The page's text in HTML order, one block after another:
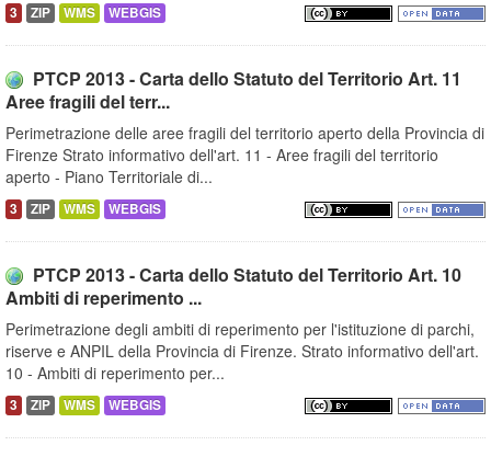
3 ZIP WMS WEBGIS
PTCP 2013 - Carta dello Statuto del Territorio Art. 11
Aree fragili del terr...
Perimetrazione delle aree fragili del territorio aperto della Provincia di
Firenze Strato informativo dell'art. 11 - Aree fragili del territorio
aperto - Piano Territoriale di...
3 ZIP WMS WEBGIS
PTCP 2013 - Carta dello Statuto del Territorio Art. 10
Ambiti di reperimento ...
Perimetrazione degli ambiti di reperimento per l'istituzione di parchi,
riserve e ANPIL della Provincia di Firenze. Strato informativo dell'art.
10 - Ambiti di reperimento per...
3 ZIP WMS WEBGIS